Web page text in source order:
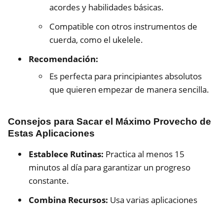
acordes y habilidades básicas.
Compatible con otros instrumentos de
cuerda, como el ukelele.
Recomendación:
Es perfecta para principiantes absolutos
que quieren empezar de manera sencilla.
Consejos para Sacar el Máximo Provecho de
Estas Aplicaciones
Establece Rutinas: Practica al menos 15
minutos al día para garantizar un progreso
constante.
Combina Recursos: Usa varias aplicaciones